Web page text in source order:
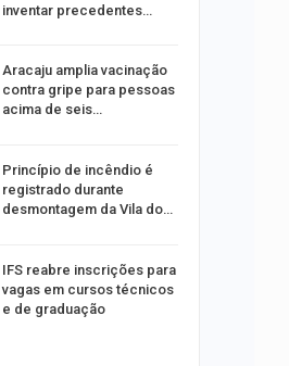
inventar precedentes…
Aracaju amplia vacinação
contra gripe para pessoas
acima de seis…
Princípio de incêndio é
registrado durante
desmontagem da Vila do…
IFS reabre inscrições para
vagas em cursos técnicos
e de graduação